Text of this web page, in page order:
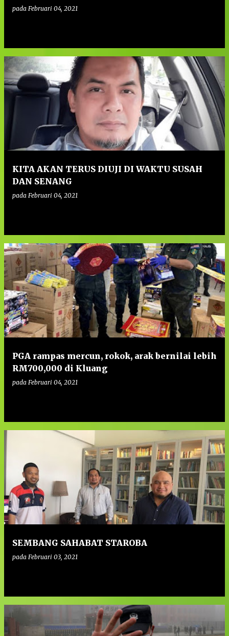
pada Februari 04, 2021
KITA AKAN TERUS DIUJI DI WAKTU SUSAH
DAN SENANG
pada Februari 04, 2021
PGA rampas mercun, rokok, arak bernilai lebih
RM700,000 di Kluang
pada Februari 04, 2021
SEMBANG SAHABAT STAROBA
pada Februari 03, 2021